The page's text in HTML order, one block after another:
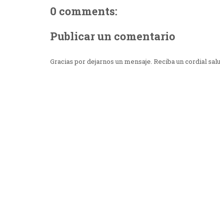
0 comments:
Publicar un comentario
Gracias por dejarnos un mensaje. Reciba un cordial